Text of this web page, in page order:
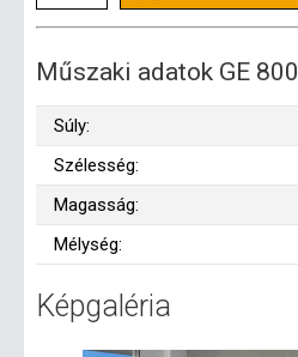
Műszaki adatok GE 800
Súly:
Szélesség:
Magasság:
Mélység:
Képgaléria